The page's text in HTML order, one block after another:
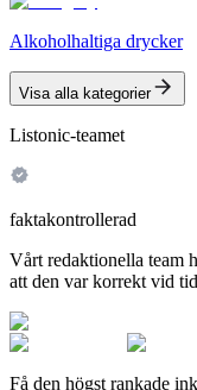
Alkoholhaltiga drycker
Visa alla kategorier
Listonic-teamet
faktakontrollerad
Vårt redaktionella team
att den var korrekt vid
Få den högst rankade